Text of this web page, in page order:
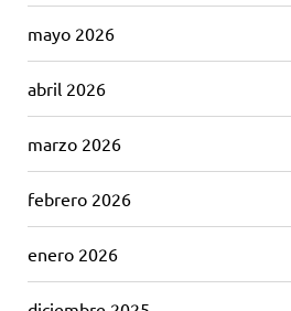
mayo 2026
abril 2026
marzo 2026
febrero 2026
enero 2026